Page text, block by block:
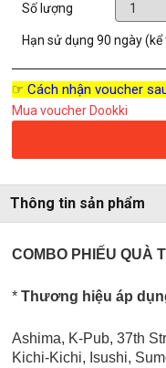
Số lượng
Hạn sử dụng90 ngày
☞ Cách nhận voucher
Mua voucher Dookki
Thông tin sản phẩm
COMBO PHIẾU QUÀ
*Thương hiệu áp
Ashima, K-Pub, 37th
Kichi-Kichi, Isushi,